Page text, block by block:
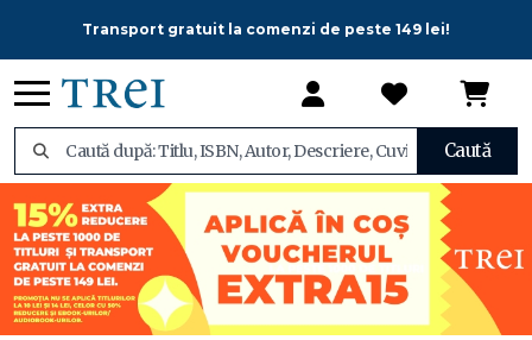
Transport gratuit la comenzi de peste 149 lei!
Caută